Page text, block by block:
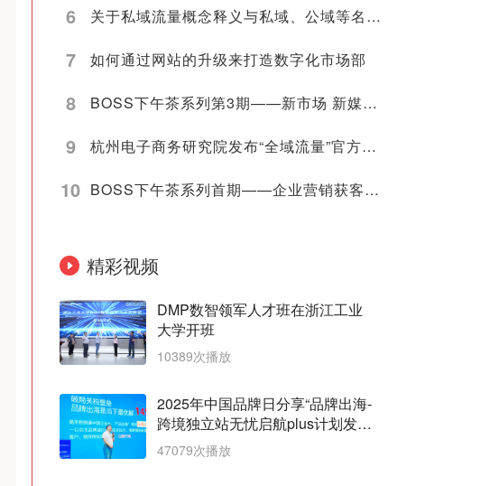
6 关于私域流量概念释义与私域、公域等名词的定义
7 如何通过网站的升级来打造数字化市场部
8 BOSS下午茶系列第3期——新市场 新媒体 新营销
9 杭州电子商务研究院发布“全域流量”官方学术定义
10 BOSS下午茶系列首期——企业营销获客与品牌升级
精彩视频
DMP数智领军人才班在浙江工业
大学开班
10389次播放
2025年中国品牌日分享“品牌出海-
跨境独立站无忧启航plus计划发
布”
47079次播放